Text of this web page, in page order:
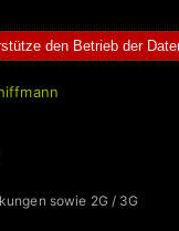
den Betrieb der
sowie 2G / 3G